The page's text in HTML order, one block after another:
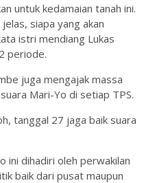
untuk kedamaian tanah ini.
siapa yang akan
istri mendiang Lukas
periode.
juga mengajak massa
Mari-Yo di setiap TPS.
tanggal 27 jaga baik suara
ini dihadiri oleh perwakilan
baik dari pusat maupun